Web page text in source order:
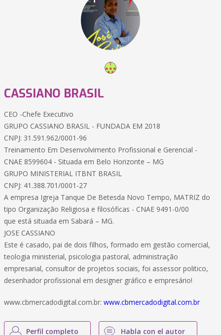
CASSIANO BRASIL
CEO -Chefe Executivo
GRUPO CASSIANO BRASIL - FUNDADA EM 2018
CNPJ: 31.591.962/0001-96
Treinamento Em Desenvolvimento Profissional e Gerencial -
CNAE 8599604 - Situada em Belo Horizonte – MG
GRUPO MINISTERIAL ITBNT BRASIL
CNPJ: 41.388.701/0001-27
A empresa Igreja Tanque De Betesda Novo Tempo, MATRIZ do
tipo Organização Religiosa e filosóficas - CNAE 9491-0/00
que está situada em Sabará – MG.
JOSE CASSIANO
Este é casado, pai de dois filhos, formado em gestão comercial,
teologia ministerial, psicologia pastoral, administração
empresarial, consultor de projetos sociais, foi assessor politico,
desenhador profissional em designer gráfico e empresário!
www.cbmercadodigital.com.br: www.cbmercadodigital.com.br
Perfil completo Habla con el autor